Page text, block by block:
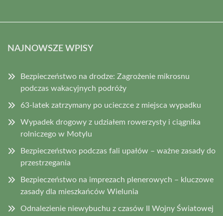
NAJNOWSZE WPISY
Bezpieczeństwo na drodze: Zagrożenie mikrosnu
podczas wakacyjnych podróży
63-latek zatrzymany po ucieczce z miejsca wypadku
Wypadek drogowy z udziałem rowerzysty i ciągnika
rolniczego w Motylu
Bezpieczeństwo podczas fali upałów – ważne zasady do
przestrzegania
Bezpieczeństwo na imprezach plenerowych – kluczowe
zasady dla mieszkańców Wielunia
Odnalezienie niewybuchu z czasów II Wojny Światowej